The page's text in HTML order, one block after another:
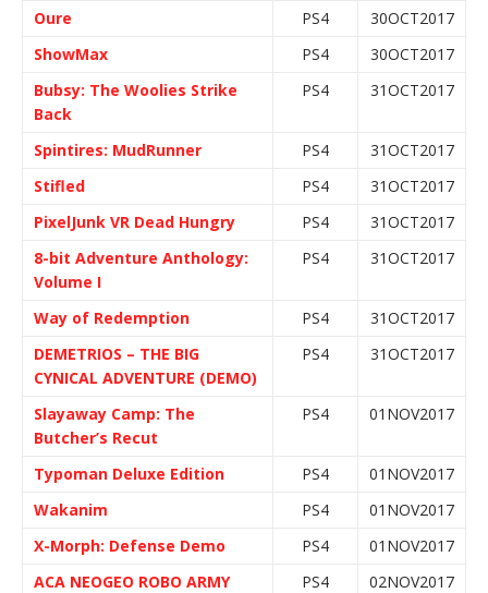
Oure
PS4
30OCT2017
ShowMax
PS4
30OCT2017
Bubsy: The Woolies Strike
Back
PS4 31OCT2017
Spintires: MudRunner PS4
31OCT2017
Stifled
PS4
31OCT2017
PixelJunk VR Dead Hungry
PS4
31OCT2017
8-bit Adventure Anthology:
Volume I
PS4 31OCT2017
Way of Redemption PS4
31OCT2017
DEMETRIOS – THE BIG
CYNICAL ADVENTURE (DEMO)
PS4 31OCT2017
Slayaway Camp: The
Butcher’s Recut
PS4 01NOV2017
Typoman Deluxe Edition PS4
01NOV2017
Wakanim
PS4
01NOV2017
X-Morph: Defense Demo
PS4
01NOV2017
ACA NEOGEO ROBO ARMY
PS4
02NOV2017